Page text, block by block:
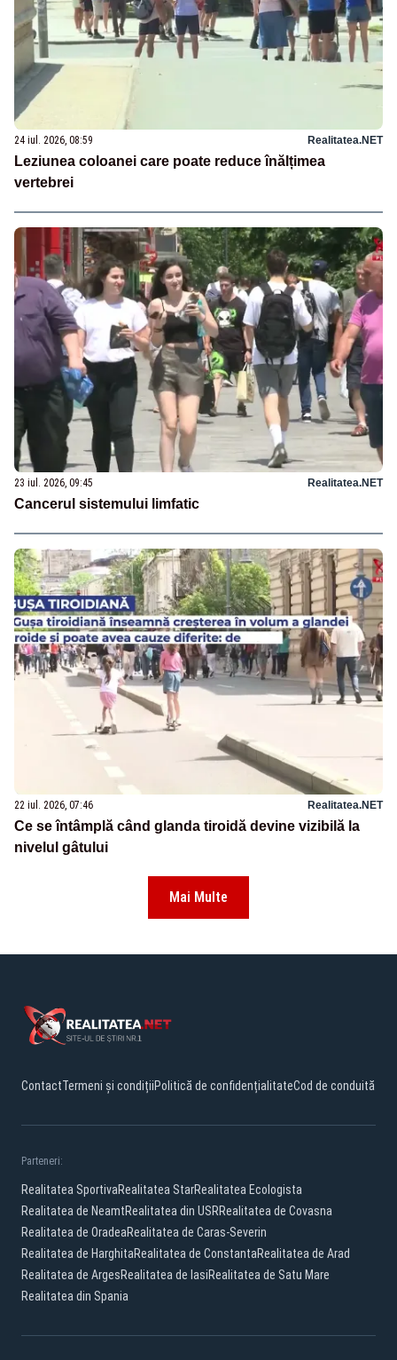
24 iul. 2026, 08:59 Realitatea.NET
Leziunea coloanei care poate reduce înălțimea
vertebrei
23 iul. 2026, 09:45 Realitatea.NET
Cancerul sistemului limfatic
22 iul. 2026, 07:46 Realitatea.NET
Ce se întâmplă când glanda tiroidă devine vizibilă la
nivelul gâtului
Mai Multe
ContactTermeni și condițiiPolitică de confidențialitateCod de conduită
Parteneri:
Realitatea SportivaRealitatea StarRealitatea Ecologista
Realitatea de NeamtRealitatea din USRRealitatea de Covasna
Realitatea de OradeaRealitatea de Caras-Severin
Realitatea de HarghitaRealitatea de ConstantaRealitatea de Arad
Realitatea de ArgesRealitatea de IasiRealitatea de Satu Mare
Realitatea din Spania